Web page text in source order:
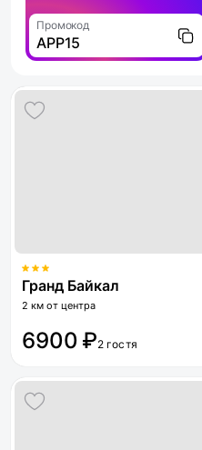
Промокод
APP15
Гранд Байкал
2 км от центра
6900 ₽2 гостя